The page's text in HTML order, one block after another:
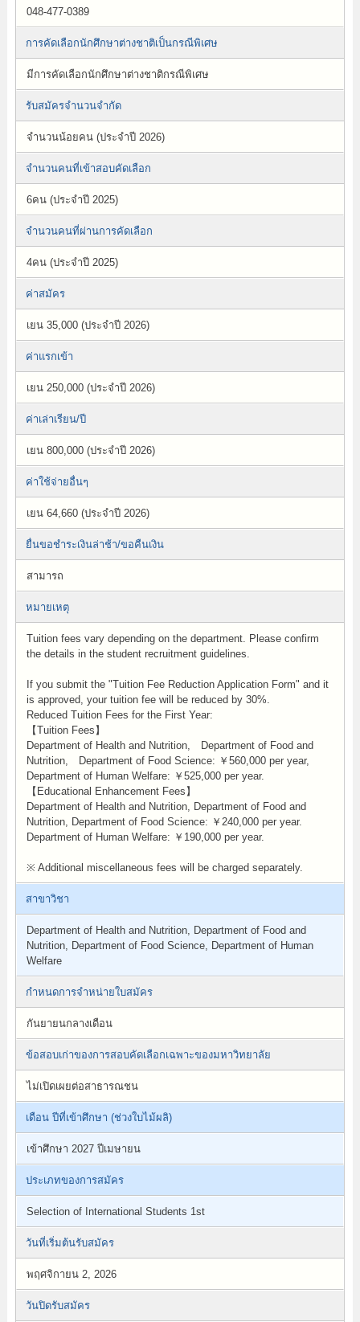
048-477-0389
การคัดเลือกนักศึกษาต่างชาติเป็นกรณีพิเศษ
มีการคัดเลือกนักศึกษาต่างชาติกรณีพิเศษ
รับสมัครจำนวนจำกัด
จำนวนน้อยคน (ประจำปี 2026)
จำนวนคนที่เข้าสอบคัดเลือก
6คน (ประจำปี 2025)
จำนวนคนที่ผ่านการคัดเลือก
4คน (ประจำปี 2025)
ค่าสมัคร
เยน 35,000 (ประจำปี 2026)
ค่าแรกเข้า
เยน 250,000 (ประจำปี 2026)
ค่าเล่าเรียน/ปี
เยน 800,000 (ประจำปี 2026)
ค่าใช้จ่ายอื่นๆ
เยน 64,660 (ประจำปี 2026)
ยื่นขอชำระเงินล่าช้า/ขอคืนเงิน
สามารถ
หมายเหตุ
Tuition fees vary depending on the department. Please confirm
the details in the student recruitment guidelines.
If you submit the "Tuition Fee Reduction Application Form" and it
is approved, your tuition fee will be reduced by 30%.
Reduced Tuition Fees for the First Year:
【Tuition Fees】
Department of Health and Nutrition, Department of Food and
Nutrition, Department of Food Science: ￥560,000 per year,
Department of Human Welfare: ￥525,000 per year.
【Educational Enhancement Fees】
Department of Health and Nutrition, Department of Food and
Nutrition, Department of Food Science: ￥240,000 per year.
Department of Human Welfare: ￥190,000 per year.
※ Additional miscellaneous fees will be charged separately.
สาขาวิชา
Department of Health and Nutrition, Department of Food and
Nutrition, Department of Food Science, Department of Human
Welfare
กำหนดการจำหน่ายใบสมัคร
กันยายนกลางเดือน
ข้อสอบเก่าของการสอบคัดเลือกเฉพาะของมหาวิทยาลัย
ไม่เปิดเผยต่อสาธารณชน
เดือน ปีที่เข้าศึกษา (ช่วงใบไม้ผลิ)
เข้าศึกษา 2027 ปีเมษายน
ประเภทของการสมัคร
Selection of International Students 1st
วันที่เริ่มต้นรับสมัคร
พฤศจิกายน 2, 2026
วันปิดรับสมัคร